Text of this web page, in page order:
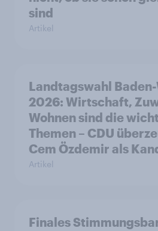
sind
Artikel
Landtagswahl
2026: Wirtschaft,
Wohnen sind die
Themen – CDU
Cem Özdemir als
Artikel
Finales